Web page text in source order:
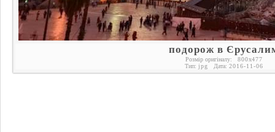
подорож в
Розмір оригіналу: 800x477
Тип: jpg Дата: 2016-11-06